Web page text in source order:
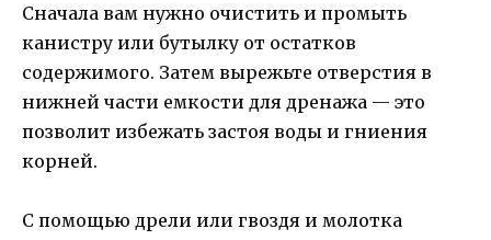
Сначала вам нужно очистить и промыть
канистру или бутылку от остатков
содержимого. Затем вырежьте отверстия в
нижней части емкости для дренажа — это
позволит избежать застоя воды и гниения
корней.
С помощью дрели или гвоздя и молотка